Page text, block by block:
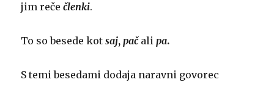
jim rečečlenki.
To so besede kotsaj,pač ali pa.
S temi besedami dodaja naravni govorec